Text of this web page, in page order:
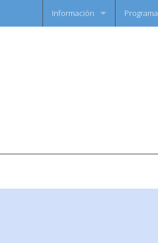
Información Programa